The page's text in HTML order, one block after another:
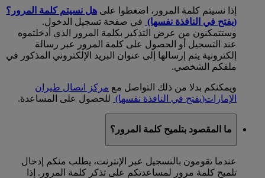
إذا نسيتم كلمة المرور، اضغطوا على هل نسيتم كلمة المرور؟
(يفتح في النافذة نفسها) في صفحة تسجيل الدخول.
وستتمكنون من عرض التذكير بكلمة المرور الذي أدخلتموه
عند التسجيل أو الحصول على كلمة المرور عبر رسالة
إلكترونية يتم إرسالها إلى عنوان البريد الإلكتروني المذكور في
ملفكم الشخصي.
ويمكنكم بدلا من ذلك التواصل مع مركز اتصال طيران
الإمارات(يفتح في النافذة نفسها) للحصول على المساعدة.
ما المقصود بتلميح كلمة المرور؟
عندما تقومون بالتسجيل عبر الإنترنت، يطلب منكم إدخال
تلميح كلمة مرور لمساعدتكم على تذكر كلمة المرور. إذا